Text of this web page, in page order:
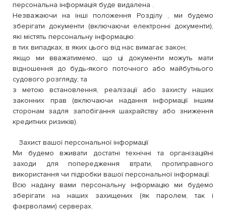
персональна інформація буде видалена .
Незважаючи на інші положення Розділу , ми будемо
зберігати документи (включаючи електронні документи),
які містять персональну інформацію:
в тих випадках, в яких цього від нас вимагає закон;
якщо ми вважатимемо, що ці документи можуть мати
відношення до будь-якого поточного або майбутнього
судового розгляду; та
з метою встановлення, реалізації або захисту наших
законних прав (включаючи надання інформації іншим
сторонам задля запобігання шахрайству або зниження
кредитних ризиків).
Захист вашої персональної інформації
Ми будемо вживати достатні технічні та організаційні
заходи для попередження втрати, протиправного
використання чи підробки вашої персональної інформації.
Всю надану вами персональну інформацію ми будемо
зберігати на наших захищених (як паролем, так і
фаєрволами) серверах.